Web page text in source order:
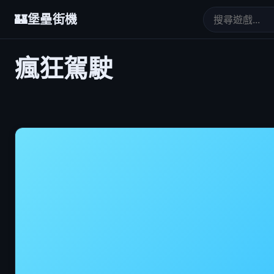
🏰堡壘街機
瘋狂駕駛